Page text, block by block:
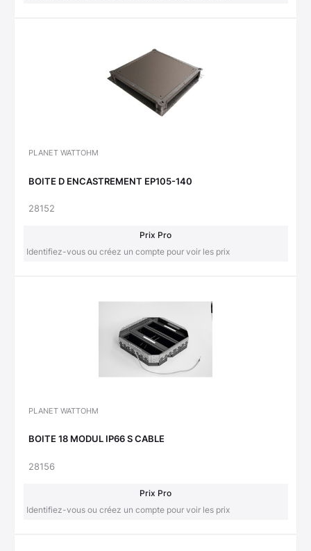
PLANET WATTOHM
BOITE D ENCASTREMENT EP105-140
28152
Prix Pro
Identifiez-vous ou créez un compte pour voir les prix
PLANET WATTOHM
BOITE 18 MODUL IP66 S CABLE
28156
Prix Pro
Identifiez-vous ou créez un compte pour voir les prix